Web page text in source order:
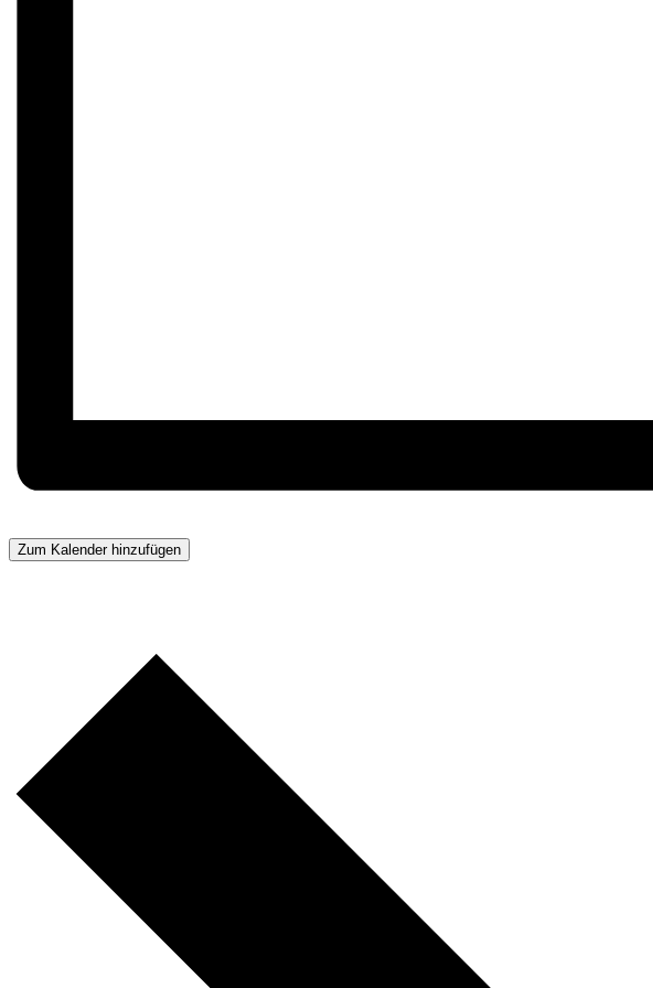
Zum Kalender hinzufügen